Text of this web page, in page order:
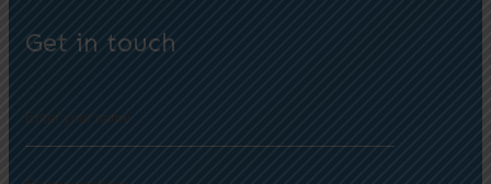
Get in touch